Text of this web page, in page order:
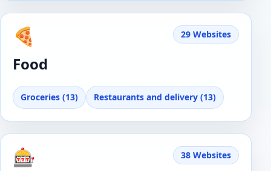
🍕
Food
29 Websites
Groceries (13) Restaurants and delivery (13)
🎰 38 Websites